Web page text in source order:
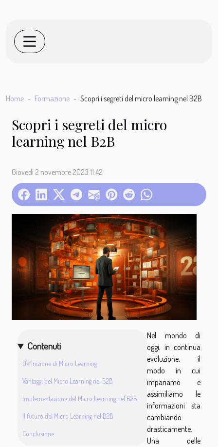
Home Formazione Scopri i segreti del micro learning nel B2B
Scopri i segreti del micro
learning nel B2B
Giovedì 2 novembre 2023 11:42
Contenuti
Definizione di Micro Learning
Vantaggi del Micro Learning nel B2B
Implementazione del Micro Learning nel B2B
Il futuro del Micro Learning nel B2B
Conclusione
Nel mondo di
oggi, in continua
evoluzione, il
modo in cui
impariamo e
assimiliamo le
informazioni sta
cambiando
drasticamente.
Una delle